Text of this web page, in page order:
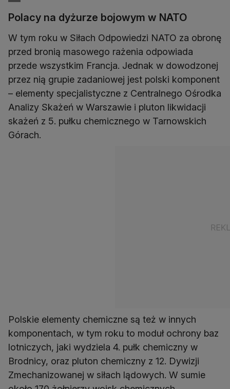
Polacy na dyżurze bojowym w NATO
W tym roku w Siłach Odpowiedzi NATO za obronę
przed bronią masowego rażenia odpowiada
przede wszystkim Francja. Jednak w dowodzonej
przez nią grupie zadaniowej jest polski komponent
– elementy specjalistyczne z Centralnego Ośrodka
Analizy Skażeń w Warszawie i pluton likwidacji
skażeń z 5. pułku chemicznego w Tarnowskich
Górach.
Polskie elementy chemiczne są też w innych
komponentach, w tym roku to moduł ochrony baz
lotniczych, jaki wydziela 4. pułk chemiczny w
Brodnicy, oraz pluton chemiczny z 12. Dywizji
Zmechanizowanej w siłach lądowych. W sumie